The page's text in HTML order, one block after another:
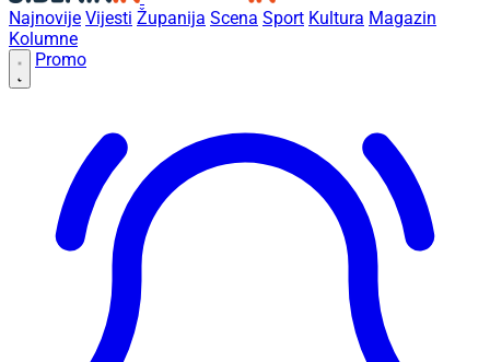
Najnovije Vijesti Županija Scena Sport Kultura Magazin
Kolumne
Promo